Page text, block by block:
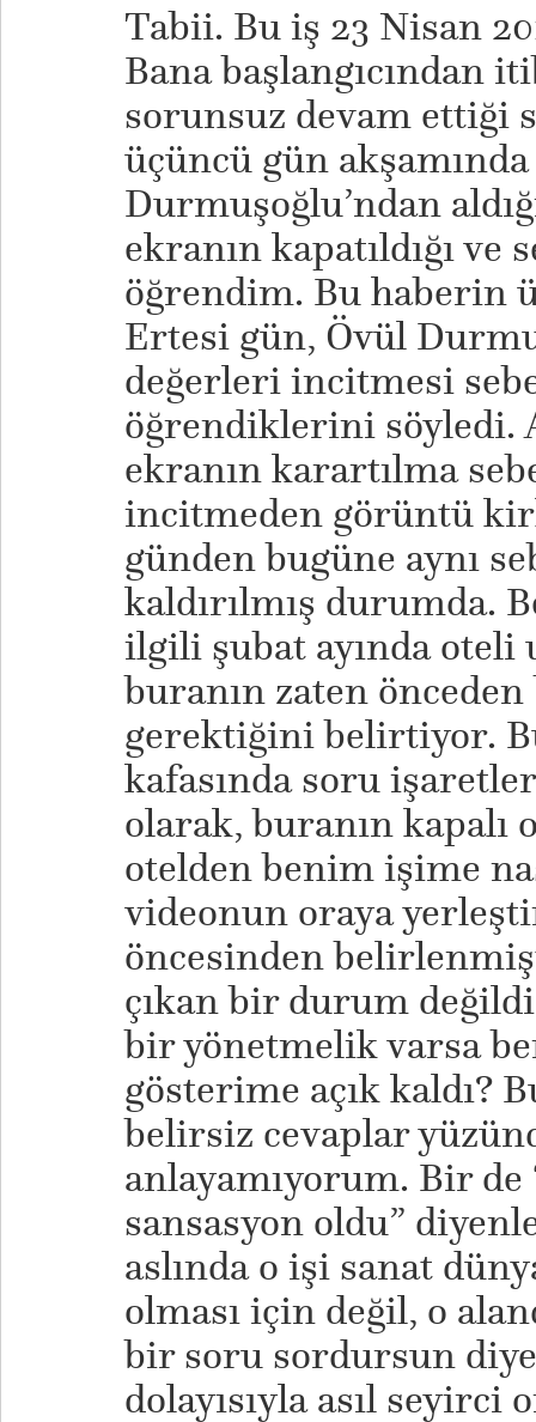
Tabii. Bu iş 23 Nisan
Bana başlangıcından
sorunsuz devam ettiği
üçüncü gün
Durmuşoğlu’ndan
ekranın kapatıldığı
öğrendim. Bu haberin
Ertesi gün, Övül
değerleri incitmesi
öğrendiklerini söyledi.
ekranın karartılma
incitmeden görüntü
günden bugüne aynı
kaldırılmış durumda.
ilgili şubat ayında oteli
buranın zaten önceden
gerektiğini belirtiyor.
kafasında soru
olarak, buranın kapalı
otelden benim işime
videonun oraya
öncesinden
çıkan bir durum
bir yönetmelik varsa
gösterime açık kaldı?
belirsiz cevaplar
anlayamıyorum. Bir de
sansasyon oldu”
aslında o işi sanat
olması için değil, o
bir soru sordursun diye
dolayısıyla asıl seyirci